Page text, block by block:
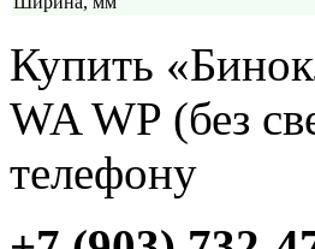
Купить
WA WP (без
телефону